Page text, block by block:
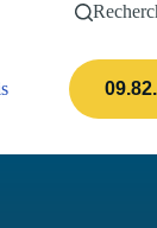
Actualités